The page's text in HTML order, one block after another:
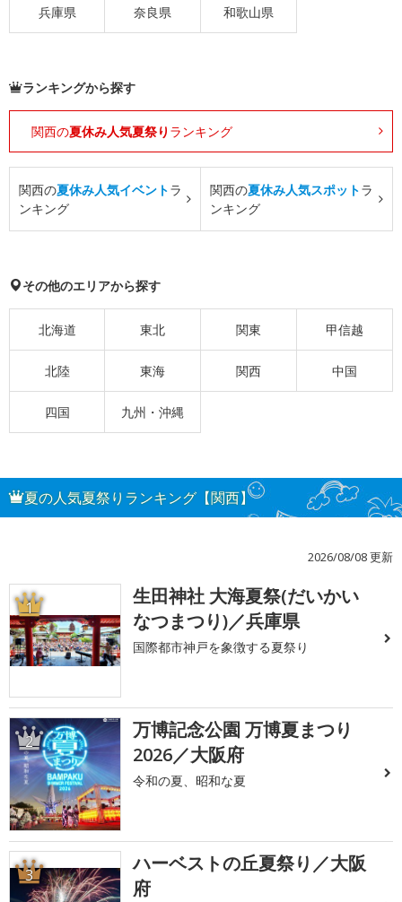
兵庫県 奈良県 和歌山県
ランキングから探す
関西の夏休み人気夏祭り ランキング
関西の夏休み人気イベントラ
ンキング
関西の夏休み人気スポットラ
ンキング
その他のエリアから探す
北海道 東北 関東 甲信越
北陸 東海 関西 中国
四国 九州・沖縄
夏の人気夏祭りランキング【関西】
2026/08/08 更新
1
生田神社 大海夏祭(だいかい
なつまつり)／兵庫県
国際都市神戸を象徴する夏祭り
2
万博記念公園 万博夏まつり
2026／大阪府
令和の夏、昭和な夏
3
ハーベストの丘夏祭り／大阪
府